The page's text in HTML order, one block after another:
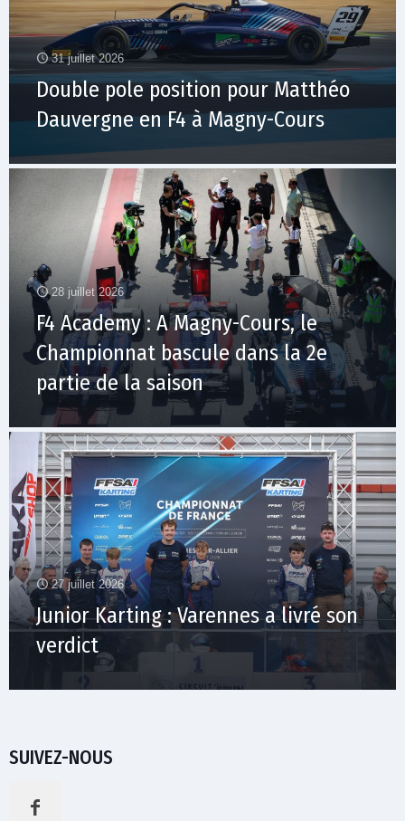
31 juillet 2026
Double pole position pour Matthéo
Dauvergne en F4 à Magny-Cours
28 juillet 2026
F4 Academy : A Magny-Cours, le
Championnat bascule dans la 2e
partie de la saison
27 juillet 2026
Junior Karting : Varennes a livré son
verdict
SUIVEZ-NOUS